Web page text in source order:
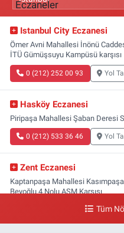
Istanbul City Eczanesi
Ömer Avni Mahallesi İnönü
İTÜ Gümüşsuyu Kampüsü karşısı
0 (212) 252 00 93 Yol
Hasköy Eczanesi
Piripaşa Mahallesi Şaban Deresi
0 (212) 533 36 46 Yol
Zent Eczanesi
Kaptanpaşa Mahallesi
Beyoğlu 4 Nolu ASM Karşısı
Yol
Tüm